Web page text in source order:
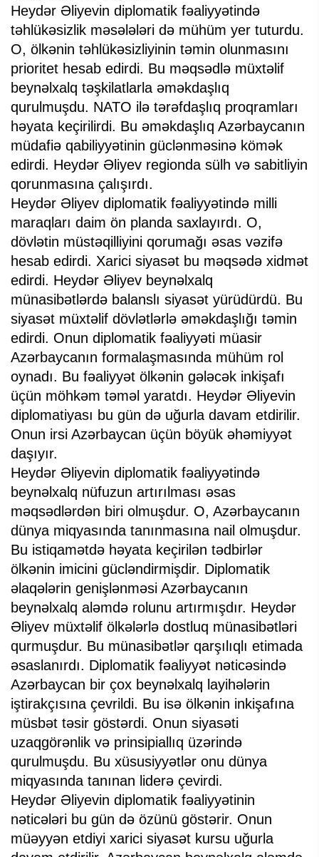
Heydər Əliyevin diplomatik fəaliyyətində
təhlükəsizlik məsələləri də mühüm yer tuturdu.
O, ölkənin təhlükəsizliyinin təmin olunmasını
prioritet hesab edirdi. Bu məqsədlə müxtəlif
beynəlxalq təşkilatlarla əməkdaşlıq
qurulmuşdu. NATO ilə tərəfdaşlıq proqramları
həyata keçirilirdi. Bu əməkdaşlıq Azərbaycanın
müdafiə qabiliyyətinin güclənməsinə kömək
edirdi. Heydər Əliyev regionda sülh və sabitliyin
qorunmasına çalışırdı.
Heydər Əliyev diplomatik fəaliyyətində milli
maraqları daim ön planda saxlayırdı. O,
dövlətin müstəqilliyini qorumağı əsas vəzifə
hesab edirdi. Xarici siyasət bu məqsədə xidmət
edirdi. Heydər Əliyev beynəlxalq
münasibətlərdə balanslı siyasət yürüdürdü. Bu
siyasət müxtəlif dövlətlərlə əməkdaşlığı təmin
edirdi. Onun diplomatik fəaliyyəti müasir
Azərbaycanın formalaşmasında mühüm rol
oynadı. Bu fəaliyyət ölkənin gələcək inkişafı
üçün möhkəm təməl yaratdı. Heydər Əliyevin
diplomatiyası bu gün də uğurla davam etdirilir.
Onun irsi Azərbaycan üçün böyük əhəmiyyət
daşıyır.
Heydər Əliyevin diplomatik fəaliyyətində
beynəlxalq nüfuzun artırılması əsas
məqsədlərdən biri olmuşdur. O, Azərbaycanın
dünya miqyasında tanınmasına nail olmuşdur.
Bu istiqamətdə həyata keçirilən tədbirlər
ölkənin imicini gücləndirmişdir. Diplomatik
əlaqələrin genişlənməsi Azərbaycanın
beynəlxalq aləmdə rolunu artırmışdır. Heydər
Əliyev müxtəlif ölkələrlə dostluq münasibətləri
qurmuşdur. Bu münasibətlər qarşılıqlı etimada
əsaslanırdı. Diplomatik fəaliyyət nəticəsində
Azərbaycan bir çox beynəlxalq layihələrin
iştirakçısına çevrildi. Bu isə ölkənin inkişafına
müsbət təsir göstərdi. Onun siyasəti
uzaqgörənlik və prinsipiallıq üzərində
qurulmuşdu. Bu xüsusiyyətlər onu dünya
miqyasında tanınan liderə çevirdi.
Heydər Əliyevin diplomatik fəaliyyətinin
nəticələri bu gün də özünü göstərir. Onun
müəyyən etdiyi xarici siyasət kursu uğurla